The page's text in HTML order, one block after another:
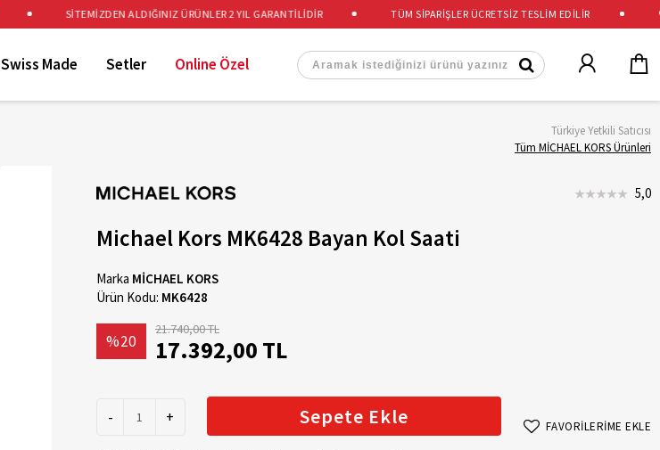
TÜM SİPARİŞLER ÜCRETSİZ TESLİM EDİLİR
SİTEMİZDEN ALDIĞINIZ ÜRÜNLER 2 YIL GARANTİLİDİR
Swiss Made Setler Online Özel
Türkiye Yetkili Satıcısı
Tüm MİCHAEL KORS Ürünleri
5,0
Michael Kors MK6428 Bayan Kol Saati
Marka MİCHAEL KORS
Ürün Kodu: MK6428
%20
21.740,00 TL
17.392,00 TL
- + Sepete Ekle FAVORİLERİME EKLE